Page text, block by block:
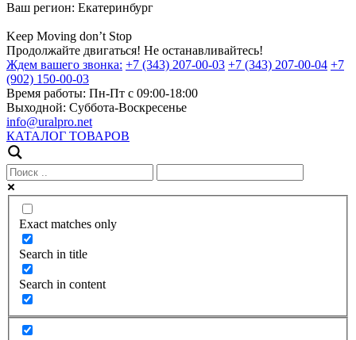
Ваш регион: Екатеринбург
Keep Moving don’t Stop
Продолжайте двигаться! Не останавливайтесь!
Ждем вашего звонка: +7 (343) 207-00-03 +7 (343) 207-00-04 +7
(902) 150-00-03
Время работы: Пн-Пт с 09:00-18:00
Выходной: Суббота-Воскресенье
info@uralpro.net
КАТАЛОГ ТОВАРОВ
Exact matches only
Search in title
Search in content